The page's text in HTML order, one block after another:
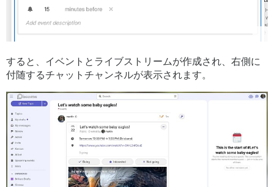
すると、イベントとライブストリームが作成され、右側に
付随するチャットチャンネルが表示されます。